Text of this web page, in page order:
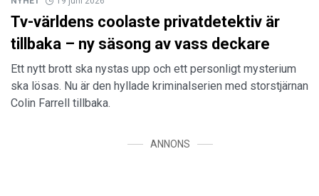
Tv-världens coolaste privatdetektiv är
tillbaka – ny säsong av vass deckare
Ett nytt brott ska nystas upp och ett personligt mysterium
ska lösas. Nu är den hyllade kriminalserien med storstjärnan
Colin Farrell tillbaka.
ANNONS